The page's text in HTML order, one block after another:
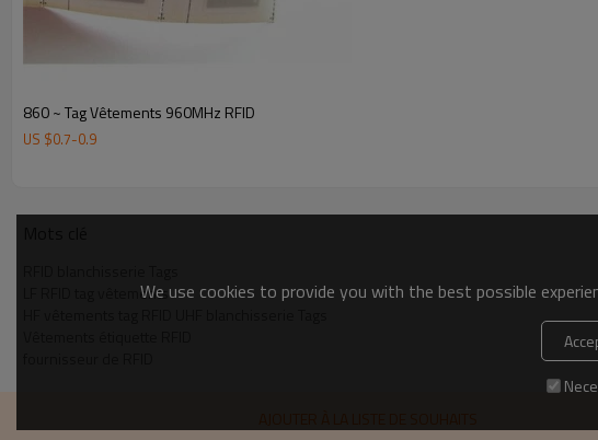
860 ~ Tag Vêtements 960MHz RFID
US $0.7-0.9
LF RFID tag vêtementsWe use cookies to provide you with the best possible